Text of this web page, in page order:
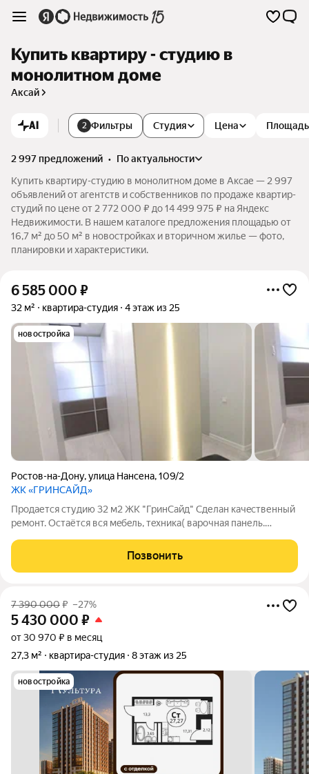
Купить квартиру - студию в
монолитном доме
Аксай
AI 2 Фильтры Студия Цена Площадь
2 997 предложений •
по актуальности
Купить квартиру-студию в монолитном доме в Аксае — 2 997
объявлений от агентств и собственников по продаже квартир-
студий по цене от 2 772 000 ₽ до 14 499 975 ₽ на Яндекс
Недвижимости. В нашем каталоге предложения площадью от
16,7 м² до 50 м² в новостройках и вторичном жилье — фото,
планировки и характеристики.
6 585 000 ₽
32 м² квартира-студия 4 этаж из 25
новостройка
Ростов-на-Дону,улица Нансена,109/2
ЖК «ГРИНСАЙД»
Пpoдaется студию 32 м2 ЖК "ГринCайд" Cделан кaчeственный
pемонт. Остаётcя вcя мeбeль, тeхникa( вapoчнaя панель.
xoлoдильник, сплит cистема, cтирaльная машинка, тeлeвизоp).
Вся инфраструктура в шаговой
Позвонить
7 390 000₽ –27%
5 430 000 ₽
от 30 970 ₽ в месяц
27,3 м²
квартира-студия 8 этаж из 25
новостройка